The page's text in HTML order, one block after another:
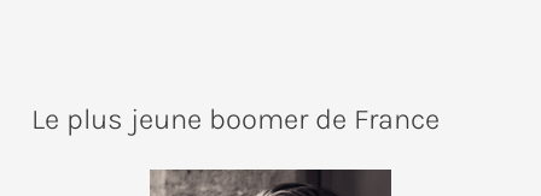
Le plus jeune boomer de France